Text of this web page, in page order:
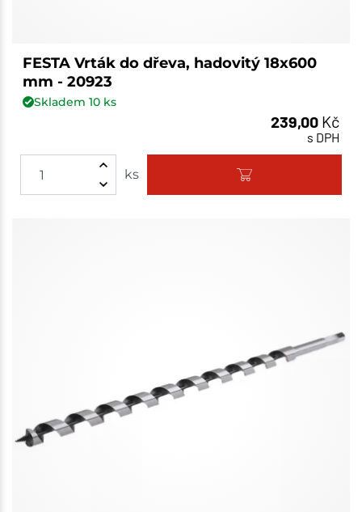
FESTA Vrták do dřeva, hadovitý 18x600
mm - 20923
Skladem 10ks
239,00 Kč
s DPH
ks